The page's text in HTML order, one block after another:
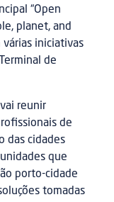
“Open
planet, and
várias iniciativas
de
reunir
de
das cidades
que
porto-cidade
tomadas